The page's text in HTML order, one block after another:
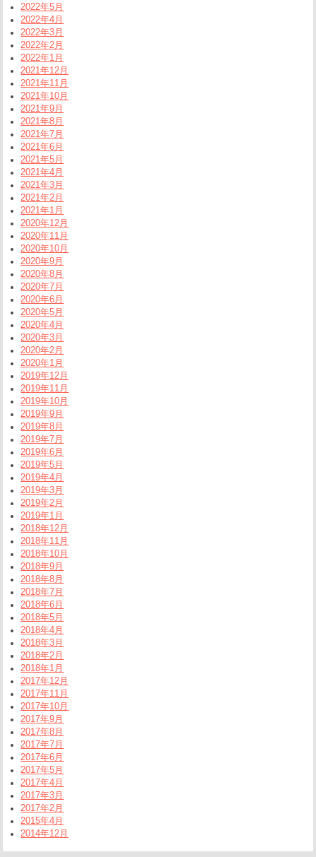
2022年5月
2022年4月
2022年3月
2022年2月
2022年1月
2021年12月
2021年11月
2021年10月
2021年9月
2021年8月
2021年7月
2021年6月
2021年5月
2021年4月
2021年3月
2021年2月
2021年1月
2020年12月
2020年11月
2020年10月
2020年9月
2020年8月
2020年7月
2020年6月
2020年5月
2020年4月
2020年3月
2020年2月
2020年1月
2019年12月
2019年11月
2019年10月
2019年9月
2019年8月
2019年7月
2019年6月
2019年5月
2019年4月
2019年3月
2019年2月
2019年1月
2018年12月
2018年11月
2018年10月
2018年9月
2018年8月
2018年7月
2018年6月
2018年5月
2018年4月
2018年3月
2018年2月
2018年1月
2017年12月
2017年11月
2017年10月
2017年9月
2017年8月
2017年7月
2017年6月
2017年5月
2017年4月
2017年3月
2017年2月
2015年4月
2014年12月